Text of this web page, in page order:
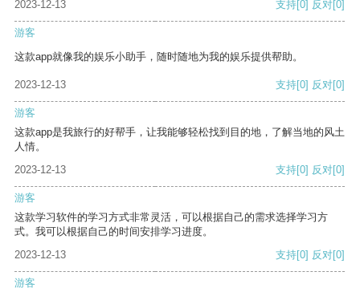
2023-12-13 支持[0] 反对[0]
游客
这款app就像我的娱乐小助手，随时随地为我的娱乐提供帮助。
2023-12-13 支持[0] 反对[0]
游客
这款app是我旅行的好帮手，让我能够轻松找到目的地，了解当地的风土
人情。
2023-12-13
支持[0] 反对[0]
游客
这款学习软件的学习方式非常灵活，可以根据自己的需求选择学习方
式。我可以根据自己的时间安排学习进度。
2023-12-13
支持[0] 反对[0]
游客